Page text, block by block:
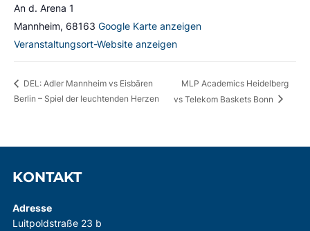
An d. Arena 1
Mannheim, 68163 Google Karte anzeigen
Veranstaltungsort-Website anzeigen
DEL: Adler Mannheim vs Eisbären
Berlin – Spiel der leuchtenden Herzen
MLP Academics Heidelberg
vs Telekom Baskets Bonn
KONTAKT
Adresse
Luitpoldstraße 23 b